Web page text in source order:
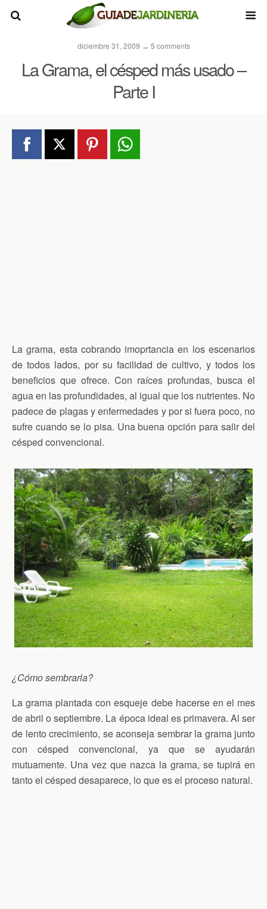
diciembre 31, 2009 ↔ 5 comments
La Grama, el césped más usado –
Parte I
La grama, esta cobrando imoprtancia en los escenarios
de todos lados, por su facilidad de cultivo, y todos los
beneficios que ofrece. Con raíces profundas, busca el
agua en las profundidades, al igual que los nutrientes. No
padece de plagas y enfermedades y por si fuera poco, no
sufre cuando se lo pisa. Una buena opción para salir del
césped convencional.
¿Cómo sembrarla?
La grama plantada con esqueje debe hacerse en el mes
de abril o septiembre. La época ideal es primavera. Al ser
de lento crecimiento, se aconseja sembrar la grama junto
con césped convencional, ya que se ayudarán
mutuamente. Una vez que nazca la grama, se tupirá en
tanto el césped desaparece, lo que es el proceso natural.